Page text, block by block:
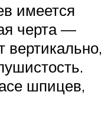
имеется
черта —
вертикально,
шпицев,